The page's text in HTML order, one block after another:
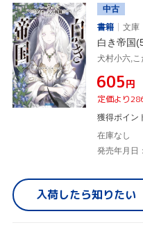
中古
書籍
文庫
白き帝国
犬村小六,こ
¥605円
定価より
獲得ポイン
在庫なし
発売年月日
入荷したら知りたい